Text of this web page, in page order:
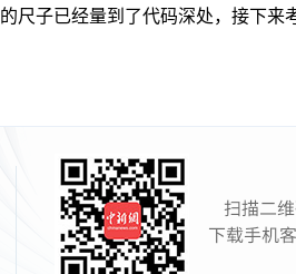
尺子已经量到了代码深处，接下